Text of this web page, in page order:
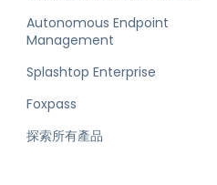
Autonomous Endpoint
Management
Splashtop Enterprise
Foxpass
探索所有產品